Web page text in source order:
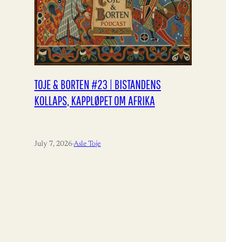
TOJE & BORTEN #23 | BISTANDENS
KOLLAPS, KAPPLØPET OM AFRIKA
July 7, 2026·Asle Toje